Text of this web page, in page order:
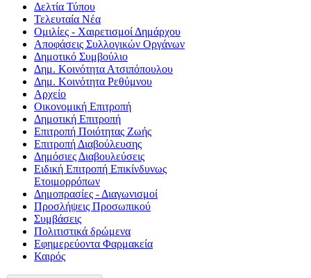
Δελτία Τύπου
Τελευταία Νέα
Ομιλίες - Χαιρετισμοί Δημάρχου
Αποφάσεις Συλλογικών Οργάνων
Δημοτικό Συμβούλιο
Δημ. Κοινότητα Ατσιπόπουλου
Δημ. Κοινότητα Ρεθύμνου
Αρχείο
Οικονομική Επιτροπή
Δημοτική Επιτροπή
Επιτροπή Ποιότητας Ζωής
Επιτροπή Διαβούλευσης
Δημόσιες Διαβουλεύσεις
Ειδική Επιτροπή Επικίνδυνως
Ετοιμορρόπων
Δημοπρασίες - Διαγωνισμοί
Προσλήψεις Προσωπικού
Συμβάσεις
Πολιτιστικά δρώμενα
Εφημερεύοντα Φαρμακεία
Καιρός